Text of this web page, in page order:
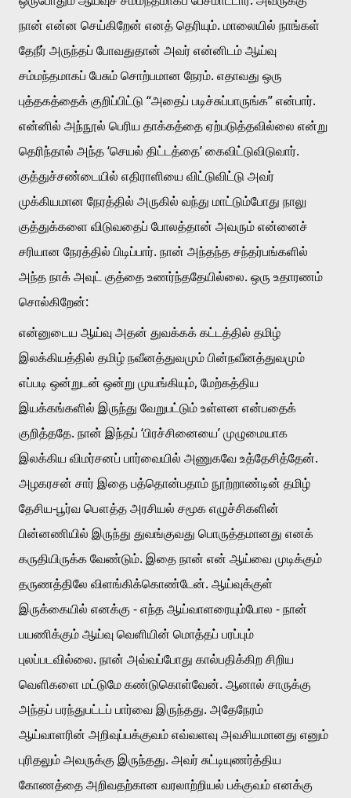
நான் என்ன செய்கிறேன் எனத் தெரியும். மாலையில் நாங்கள்
தேநீர் அருந்தப் போவதுதான் அவர் என்னிடம் ஆய்வு
சம்மந்தமாகப் பேசும் சொற்பமான நேரம். எதாவது ஒரு
புத்தகத்தைக் குறிப்பிட்டு “அதைப் படிச்சுப்பாருங்க” என்பார்.
என்னில் அந்நூல் பெரிய தாக்கத்தை ஏற்படுத்தவில்லை என்று
தெரிந்தால் அந்த ‘செயல் திட்டத்தை’ கைவிட்டுவிடுவார்.
குத்துச்சண்டையில் எதிராளியை விட்டுவிட்டு அவர்
முக்கியமான நேரத்தில் அருகில் வந்து மாட்டும்போது நாலு
குத்துக்களை விடுவதைப் போலத்தான் அவரும் என்னைச்
சரியான நேரத்தில் பிடிப்பார். நான் அந்தந்த சந்தர்பங்களில்
அந்த நாக் அவுட் குத்தை உணர்ந்ததேயில்லை. ஒரு உதாரணம்
சொல்கிறேன்:
என்னுடைய ஆய்வு அதன் துவக்கக் கட்டத்தில் தமிழ்
இலக்கியத்தில் தமிழ் நவீனத்துவமும் பின்நவீனத்துவமும்
எப்படி ஒன்றுடன் ஒன்று முயங்கியும், மேற்கத்திய
இயக்கங்களில் இருந்து வேறுபட்டும் உள்ளன என்பதைக்
குறித்ததே. நான் இந்தப் ‘பிரச்சினையை’ முழுமையாக
இலக்கிய விமர்சனப் பார்வையில் அணுகவே உத்தேசித்தேன்.
அழகரசன் சார் இதை பத்தொன்பதாம் நூற்றாண்டின் தமிழ்
தேசிய-பூர்வ பௌத்த அரசியல் சமூக எழுச்சிகளின்
பின்னணியில் இருந்து துவங்குவது பொருத்தமானது எனக்
கருதியிருக்க வேண்டும். இதை நான் என் ஆய்வை முடிக்கும்
தருணத்திலே விளங்கிக்கொண்டேன். ஆய்வுக்குள்
இருக்கையில் எனக்கு - எந்த ஆய்வாளரையும்போல - நான்
பயணிக்கும் ஆய்வு வெளியின் மொத்தப் பரப்பும்
புலப்படவில்லை. நான் அவ்வப்போது கால்பதிக்கிற சிறிய
வெளிகளை மட்டுமே கண்டுகொள்வேன். ஆனால் சாருக்கு
அந்தப் பரந்துபட்டப் பார்வை இருந்தது. அதேநேரம்
ஆய்வாளரின் அறிவுப்பக்குவம் எவ்வளவு அவசியமானது எனும்
புரிதலும் அவருக்கு இருந்தது. அவர் சுட்டியுணர்த்திய
கோணத்தை அறிவதற்கான வரலாற்றியல் பக்குவம் எனக்கு